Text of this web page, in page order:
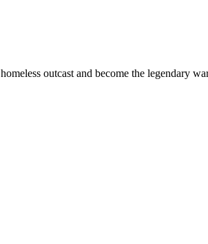
outcast and become the legendary